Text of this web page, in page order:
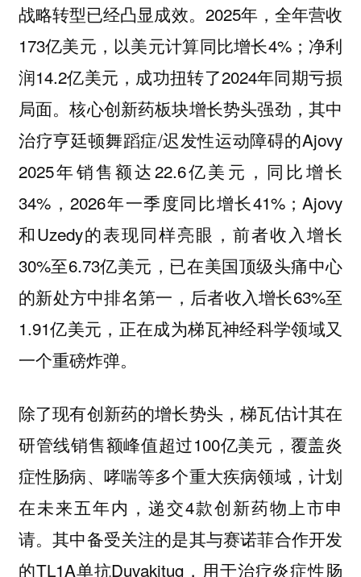
战略转型已经凸显成效。2025年，全年营收
173亿美元，以美元计算同比增长4%；净利
润14.2亿美元，成功扭转了2024年同期亏损
局面。核心创新药板块增长势头强劲，其中
治疗亨廷顿舞蹈症/迟发性运动障碍的Ajovy
2025年销售额达22.6亿美元，同比增长
34%，2026年一季度同比增长41%；Ajovy
和Uzedy的表现同样亮眼，前者收入增长
30%至6.73亿美元，已在美国顶级头痛中心
的新处方中排名第一，后者收入增长63%至
1.91亿美元，正在成为梯瓦神经科学领域又
一个重磅炸弹。
除了现有创新药的增长势头，梯瓦估计其在
研管线销售额峰值超过100亿美元，覆盖炎
症性肠病、哮喘等多个重大疾病领域，计划
在未来五年内，递交4款创新药物上市申
请。其中备受关注的是其与赛诺菲合作开发
的TL1A单抗Duvakitug，用于治疗炎症性肠